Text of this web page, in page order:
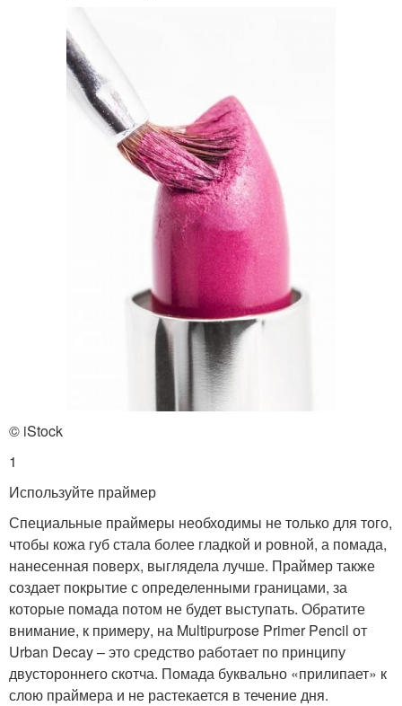
© iStock
1
Используйте праймер
Специальные праймеры необходимы не только для того,
чтобы кожа губ стала более гладкой и ровной, а помада,
нанесенная поверх, выглядела лучше. Праймер также
создает покрытие с определенными границами, за
которые помада потом не будет выступать. Обратите
внимание, к примеру, на Multipurpose Primer Pencil от
Urban Decay – это средство работает по принципу
двустороннего скотча. Помада буквально «прилипает» к
слою праймера и не растекается в течение дня.